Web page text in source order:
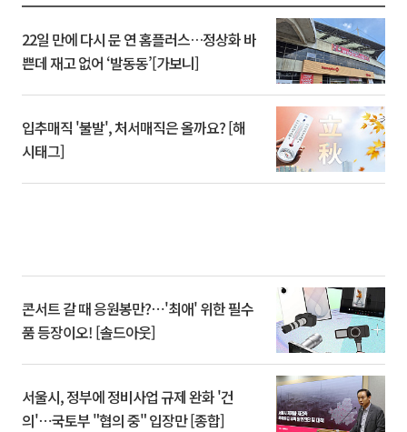
22일 만에 다시 문 연 홈플러스…정상화 바
쁜데 재고 없어 ‘발동동’[가보니]
입추매직 '불발', 처서매직은 올까요? [해
시태그]
콘서트 갈 때 응원봉만?⋯'최애' 위한 필수
품 등장이오! [솔드아웃]
서울시, 정부에 정비사업 규제 완화 '건
의'⋯국토부 "협의 중" 입장만 [종합]